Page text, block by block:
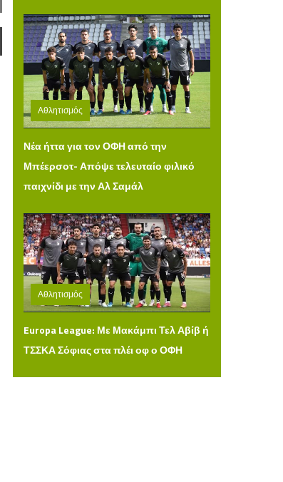
Αθλητισμός
Τρίτη 04 Αυγούστου 2026 14:49
Νέα ήττα για τον ΟΦΗ από την
Μπέερσοτ- Απόψε τελευταίο φιλικό
παιχνίδι με την Αλ Σαμάλ
Αθλητισμός
Δευτέρα 03 Αυγούστου 2026 14:36
Europa League: Με Μακάμπι Τελ Αβίβ ή
ΤΣΣΚΑ Σόφιας στα πλέι οφ ο ΟΦΗ